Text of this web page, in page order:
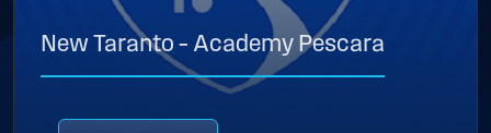
New Taranto – Academy Pescara